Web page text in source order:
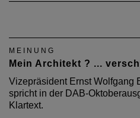
MEINUNG
Mein Architekt ? ...
Vizepräsident Ernst Wolfgang
spricht in der DAB-
Klartext.